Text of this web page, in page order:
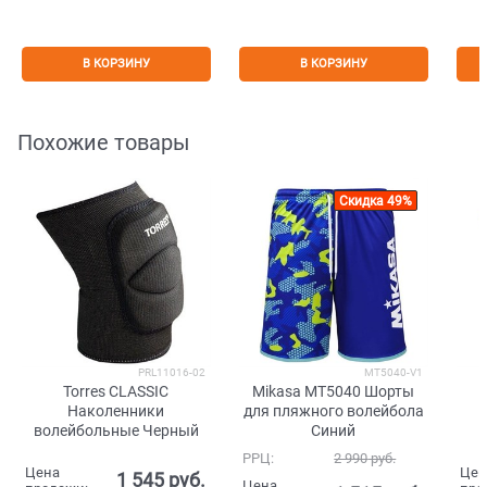
В КОРЗИНУ В КОРЗИНУ
Похожие товары
PRL11016-02
Torres CLASSIC
Наколенники
волейбольные Черный
Цена
1 545 руб.
Скидка 49%
MT5040-V1
Mikasa MT5040 Шорты
для пляжного волейбола
Синий
РРЦ: 2 990 руб.